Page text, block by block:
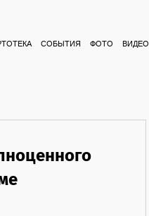
СОБЫТИЯ ФОТО ВИДЕО